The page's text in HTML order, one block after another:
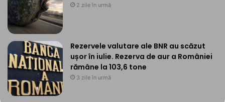
2 zile în urmă
Rezervele valutare ale BNR au scăzut
ușor în iulie. Rezerva de aur a României
rămâne la 103,6 tone
3 zile în urmă